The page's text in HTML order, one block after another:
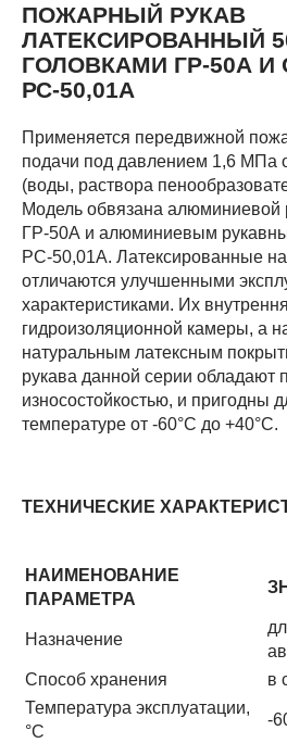
ПОЖАРНЫЙ РУКАВ
ЛАТЕКСИРОВАННЫЙ
ГОЛОВКАМИ ГР-50А И
РС-50,01А
Применяется передвижной
подачи под давлением 1,6 МПа
(воды, раствора
Модель обвязана алюминиевой
ГР-50А и алюминиевым
РС-50,01А. Латексированные
отличаются улучшенными
характеристиками. Их
гидроизоляционной камеры, а
натуральным латексным
рукава данной серии обладают
износостойкостью, и пригодны
температуре от -60°C до +40°C.
ТЕХНИЧЕСКИЕ
НАИМЕНОВАНИЕ
ПАРАМЕТРА
Назначение
Способ хранения
в
Температура эксплуатации,
°C
-